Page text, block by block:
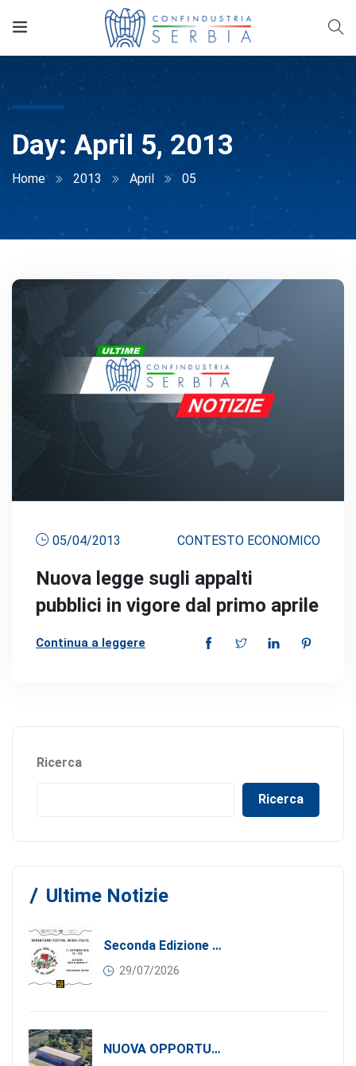
Day: April 5, 2013
Home 2013 April 05
05/04/2013 CONTESTO ECONOMICO
Nuova legge sugli appalti
pubblici in vigore dal primo aprile
Continua a leggere
Ricerca
Ricerca
Ultime Notizie
Seconda Edizione Di MANGIA. DONA. AMA: Quando La Gastronomia Incontra La Solidarietà, 11 Settembre 2026
29/07/2026
NUOVA OPPORTUNITÀ DI BUSINESS PER I SOCI DI CONFINDUSTRIA SERBIA: Affitasi Un Moderno Capannone Industriale A Pančevo – 1.200 M² Nella Zona Industriale